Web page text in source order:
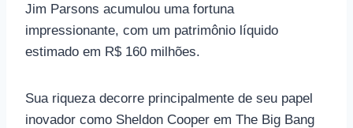
Jim Parsons acumulou uma fortuna
impressionante, com um patrimônio líquido
estimado em R$ 160 milhões.
Sua riqueza decorre principalmente de seu papel
inovador como Sheldon Cooper em The Big Bang